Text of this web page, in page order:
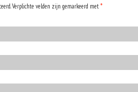
Verplichte velden zijn gemarkeerd met*